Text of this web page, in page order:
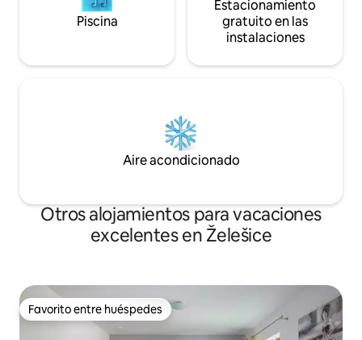
Piscina
Estacionamiento
gratuito en las
instalaciones
Aire acondicionado
Otros alojamientos para vacaciones
excelentes en Želešice
Favorito entre huéspedes
Favorito entre huéspedes